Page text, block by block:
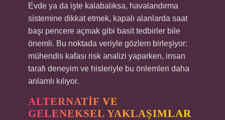
Evde ya da işte kalabalıksa, havalandırma
sistemine dikkat etmek, kapalı alanlarda saat
başı pencere açmak gibi basit tedbirler bile
önemli. Bu noktada veriyle gözlem birleşiyor:
mühendis kafası risk analizi yaparken, insan
tarafı deneyim ve hisleriyle bu önlemleri daha
anlamlı kılıyor.
ALTERNATIF VE
GELENEKSEL YAKLAŞIMLAR